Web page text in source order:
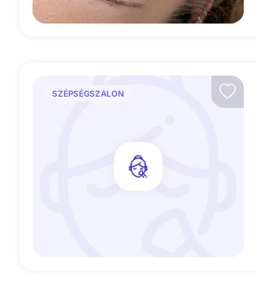
SZÉPSÉGSZALON